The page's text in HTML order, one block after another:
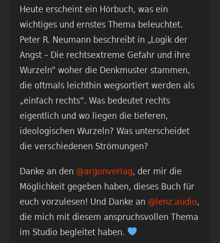
Heute erscheint ein Hörbuch, was ein
wichtiges und ernstes Thema beleuchtet.
Peter R. Neumann beschreibt in „Logik der
Angst – Die rechtsextreme Gefahr und ihre
Wurzeln“ woher die Denkmuster stammen,
die oftmals leichthin wegsortiert werden als
„einfach rechts“. Was bedeutet rechts
eigentlich und wo liegen die tieferen,
ideologischen Wurzeln? Was unterscheidet
die verschiedenen Strömungen?
Danke an den @argonverlag, der mir die
Möglichkeit gegeben haben, dieses Buch für
euch vorzulesen! Und Danke an @lenz.audio,
die mich mit diesem anspruchsvollen Thema
im Studio begleitet haben.